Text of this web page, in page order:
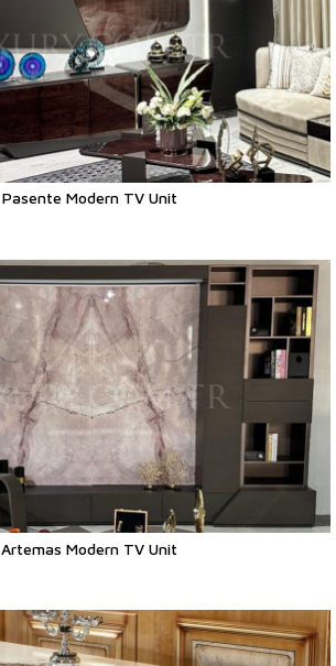
Pasente Modern TV Unit
Artemas Modern TV Unit